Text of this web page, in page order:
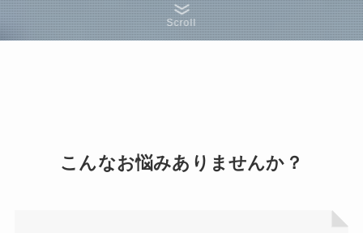
Scroll
こんなお悩みありませんか？